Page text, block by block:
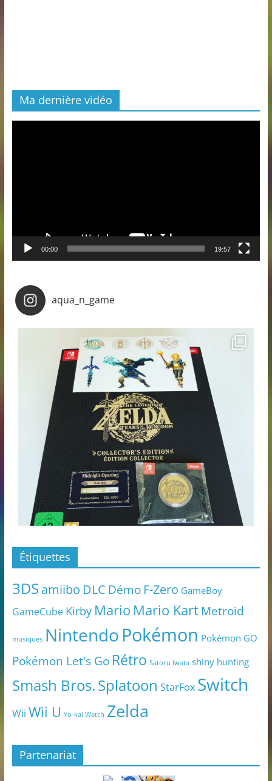
Ma dernière vidéo
00:00 19:57
aqua_n_game
Étiquettes
3DS amiibo DLC Démo F-Zero GameBoy
GameCube Kirby Mario Mario KartMetroid
musiques NintendoPokémon Pokémon GO
Pokémon Let's Go Rétro Satoru Iwata shiny hunting
Smash Bros.Splatoon StarFox Switch
Wii Wii U Yo-kai Watch Zelda
Partenariat